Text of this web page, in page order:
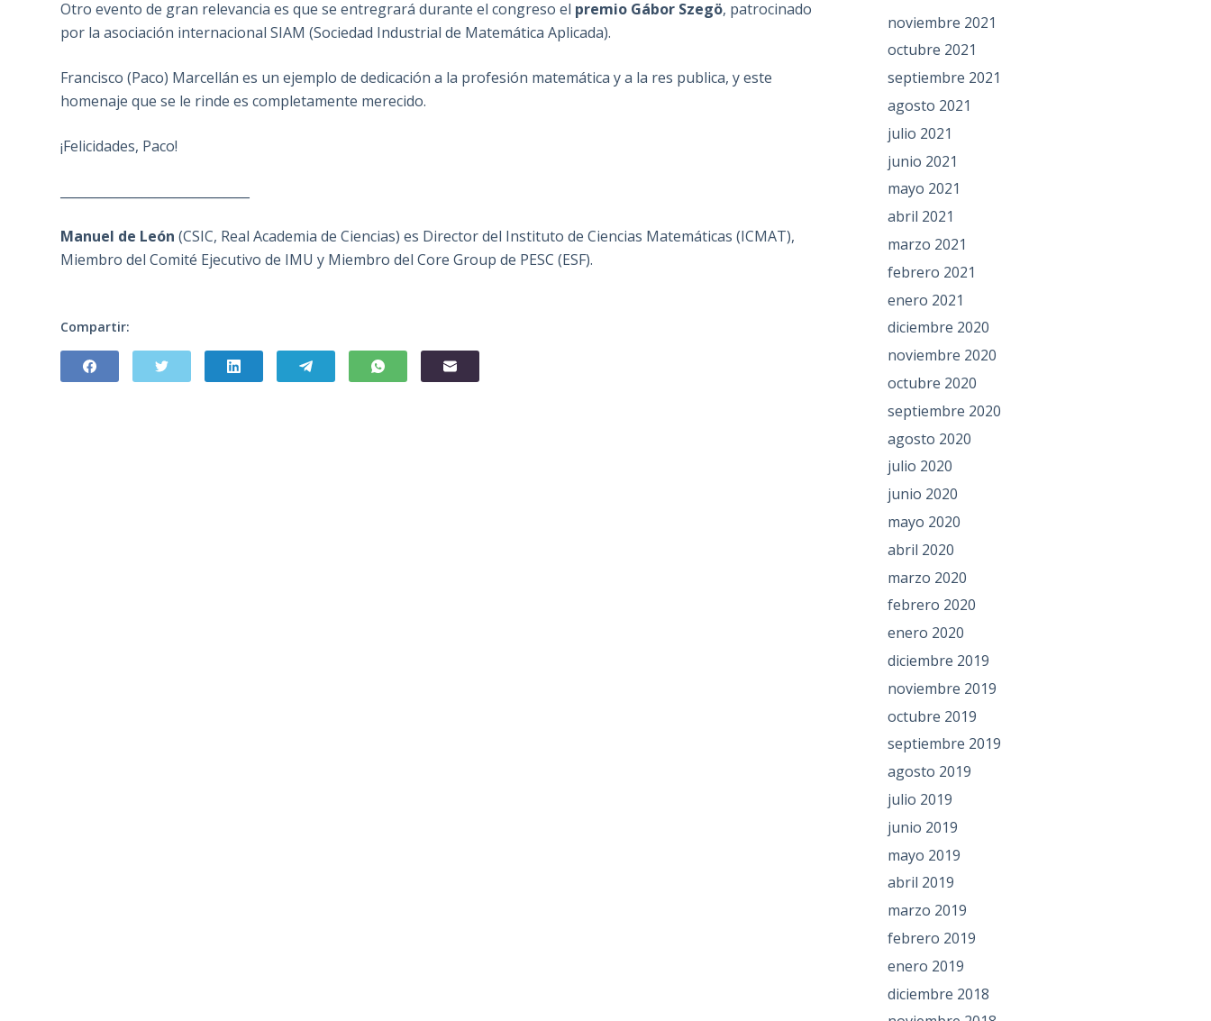
Otro evento de gran relevancia es que se entregrará durante el congreso el premio Gábor Szegö, patrocinado
por la asociación internacional SIAM (Sociedad Industrial de Matemática Aplicada).
Francisco (Paco) Marcellán es un ejemplo de dedicación a la profesión matemática y a la res publica, y este
homenaje que se le rinde es completamente merecido.
¡Felicidades, Paco!
Manuel de León (CSIC, Real Academia de Ciencias) es Director del Instituto de Ciencias Matemáticas (ICMAT),
Miembro del Comité Ejecutivo de IMU y Miembro del Core Group de PESC (ESF).
Compartir:
noviembre 2021
octubre 2021
septiembre 2021
agosto 2021
julio 2021
junio 2021
mayo 2021
abril 2021
marzo 2021
febrero 2021
enero 2021
diciembre 2020
noviembre 2020
octubre 2020
septiembre 2020
agosto 2020
julio 2020
junio 2020
mayo 2020
abril 2020
marzo 2020
febrero 2020
enero 2020
diciembre 2019
noviembre 2019
octubre 2019
septiembre 2019
agosto 2019
julio 2019
junio 2019
mayo 2019
abril 2019
marzo 2019
febrero 2019
enero 2019
diciembre 2018